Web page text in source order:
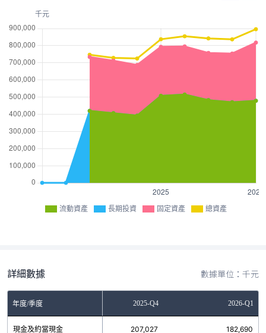
流動資產 長期投資 固定資產 總資產
詳細數據 數據單位：千元
年度/季度2025-Q3 2025-Q4 2026-Q1
現金及約當現金
206,461 207,027 182,690